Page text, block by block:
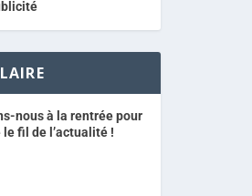
nous à la rentrée pour
fil de l’actualité !